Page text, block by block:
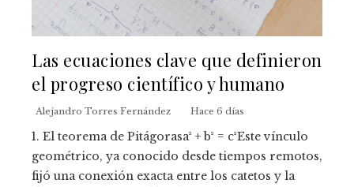
Las ecuaciones clave que definieron
el progreso científico y humano
Alejandro Torres Fernández Hace 6 días
1. El teorema de Pitágorasa² + b² = c²Este vínculo
geométrico, ya conocido desde tiempos remotos,
fijó una conexión exacta entre los catetos y la